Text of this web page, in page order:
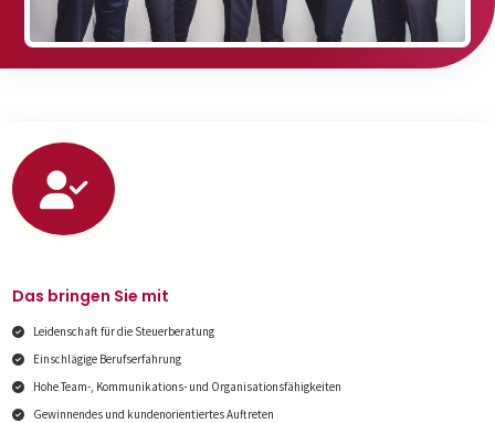
Das bringen Sie mit
Leidenschaft für die Steuerberatung
Einschlägige Berufserfahrung
Hohe Team-, Kommunikations- und Organisationsfähigkeiten
Gewinnendes und kundenorientiertes Auftreten